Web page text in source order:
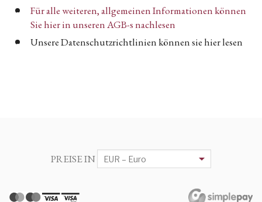
Für alle weiteren, allgemeinen Informationen können
Sie hier in unseren AGB-s nachlesen
Unsere Datenschutzrichtlinien können sie hier lesen
PREISE IN